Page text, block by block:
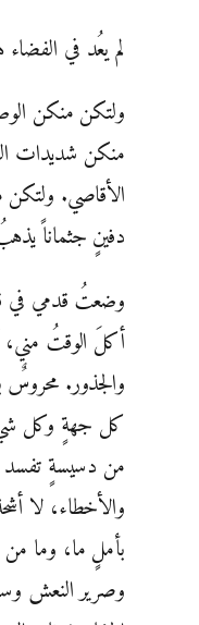
لم يعُد في
ولتكن منكن
منكن شديدات
الأقاصي. ولتكن
دفينٍ جثماناً
وضعتُ قدمي في
أكلَ الوقتُ مني،
والجذور.
كل جهةٍ وكل
من دسيسةٍ تفسد
والأخطاء، لا
بأملٍ ما، وما من
وصرير النعش